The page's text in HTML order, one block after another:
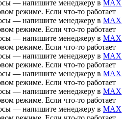
— напишите менеджеру в MAX
режиме. Если что-то работает
— напишите менеджеру в MAX
режиме. Если что-то работает
— напишите менеджеру в MAX
режиме. Если что-то работает
— напишите менеджеру в MAX
режиме. Если что-то работает
— напишите менеджеру в MAX
режиме. Если что-то работает
— напишите менеджеру в MAX
режиме. Если что-то работает
— напишите менеджеру в MAX